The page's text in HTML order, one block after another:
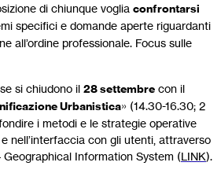
di chiunque voglia confrontarsi
specifici e domande aperte riguardanti
all’ordine professionale. Focus sulle
si chiudono il 28 settembre con il
Urbanistica» (14.30-16.30; 2
i metodi e le strategie operative
nell’interfaccia con gli utenti, attraverso
Geographical Information System (LINK).